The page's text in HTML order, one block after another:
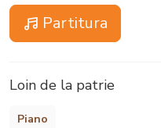
Partitura
Loin de la patrie
Piano